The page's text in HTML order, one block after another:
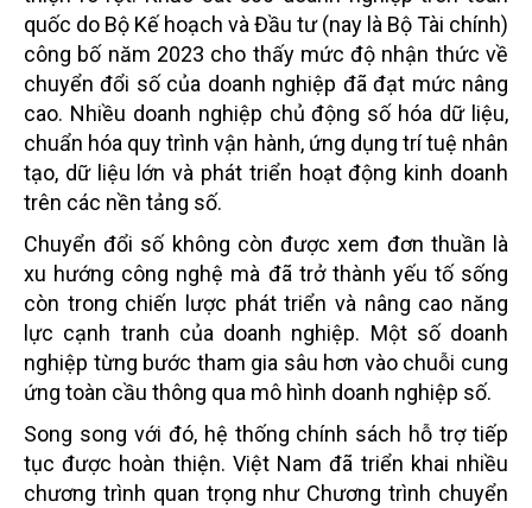
quốc do Bộ Kế hoạch và Đầu tư (nay là Bộ Tài chính)
công bố năm 2023 cho thấy mức độ nhận thức về
chuyển đổi số của doanh nghiệp đã đạt mức nâng
cao. Nhiều doanh nghiệp chủ động số hóa dữ liệu,
chuẩn hóa quy trình vận hành, ứng dụng trí tuệ nhân
tạo, dữ liệu lớn và phát triển hoạt động kinh doanh
trên các nền tảng số.
Chuyển đổi số không còn được xem đơn thuần là
xu hướng công nghệ mà đã trở thành yếu tố sống
còn trong chiến lược phát triển và nâng cao năng
lực cạnh tranh của doanh nghiệp. Một số doanh
nghiệp từng bước tham gia sâu hơn vào chuỗi cung
ứng toàn cầu thông qua mô hình doanh nghiệp số.
Song song với đó, hệ thống chính sách hỗ trợ tiếp
tục được hoàn thiện. Việt Nam đã triển khai nhiều
chương trình quan trọng như Chương trình chuyển